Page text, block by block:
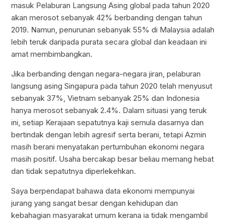
masuk Pelaburan Langsung Asing global pada tahun 2020
akan merosot sebanyak 42% berbanding dengan tahun
2019. Namun, penurunan sebanyak 55% di Malaysia adalah
lebih teruk daripada purata secara global dan keadaan ini
amat membimbangkan.
Jika berbanding dengan negara-negara jiran, pelaburan
langsung asing Singapura pada tahun 2020 telah menyusut
sebanyak 37%, Vietnam sebanyak 25% dan Indonesia
hanya merosot sebanyak 2.4%. Dalam situasi yang teruk
ini, setiap Kerajaan sepatutnya kaji semula dasarnya dan
bertindak dengan lebih agresif serta berani, tetapi Azmin
masih berani menyatakan pertumbuhan ekonomi negara
masih positif. Usaha bercakap besar beliau memang hebat
dan tidak sepatutnya diperlekehkan.
Saya berpendapat bahawa data ekonomi mempunyai
jurang yang sangat besar dengan kehidupan dan
kebahagian masyarakat umum kerana ia tidak mengambil